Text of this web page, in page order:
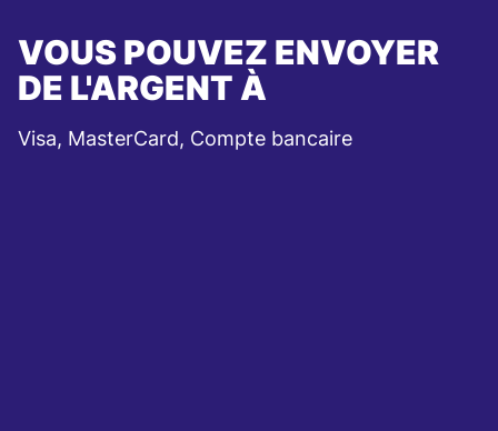
VOUS POUVEZ ENVOYER
DE L'ARGENT À
Visa, MasterCard, Compte bancaire